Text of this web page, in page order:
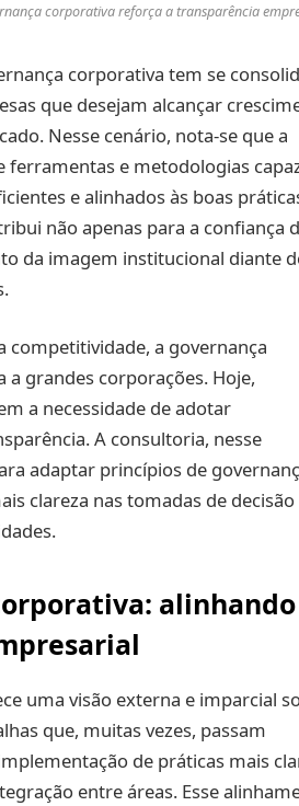
corporativa reforça a transparência
corporativa tem se
que desejam alcançar
Nesse cenário, nota-se que a
e metodologias
e alinhados às boas
não apenas para a confiança
da imagem institucional diante
competitividade, a governança
grandes corporações. Hoje,
a necessidade de adotar
A consultoria, nesse
adaptar princípios de
clareza nas tomadas de decisão
alinhando
uma visão externa e imparcial
que, muitas vezes, passam
de práticas mais
entre áreas. Esse